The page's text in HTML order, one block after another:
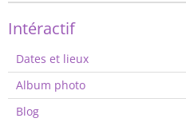
Intéractif
Dates et lieux
Album photo
Blog